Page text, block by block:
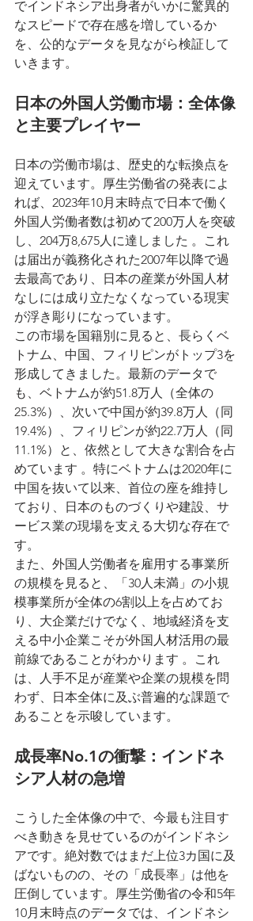
でインドネシア出身者がいかに驚異的
なスピードで存在感を増しているか
を、公的なデータを見ながら検証して
いきます。
日本の外国人労働市場：全体像
と主要プレイヤー
日本の労働市場は、歴史的な転換点を
迎えています。厚生労働省の発表によ
れば、2023年10月末時点で日本で働く
外国人労働者数は初めて200万人を突破
し、204万8,675人に達しました 。これ
は届出が義務化された2007年以降で過
去最高であり、日本の産業が外国人材
なしには成り立たなくなっている現実
が浮き彫りになっています。
この市場を国籍別に見ると、長らくベ
トナム、中国、フィリピンがトップ3を
形成してきました。最新のデータで
も、ベトナムが約51.8万人（全体の
25.3%）、次いで中国が約39.8万人（同
19.4%）、フィリピンが約22.7万人（同
11.1%）と、依然として大きな割合を占
めています 。特にベトナムは2020年に
中国を抜いて以来、首位の座を維持し
ており、日本のものづくりや建設、サ
ービス業の現場を支える大切な存在で
す。
また、外国人労働者を雇用する事業所
の規模を見ると、「30人未満」の小規
模事業所が全体の6割以上を占めてお
り、大企業だけでなく、地域経済を支
える中小企業こそが外国人材活用の最
前線であることがわかります 。これ
は、人手不足が産業や企業の規模を問
わず、日本全体に及ぶ普遍的な課題で
あることを示唆しています。
成長率No.1の衝撃：インドネ
シア人材の急増
こうした全体像の中で、今最も注目す
べき動きを見せているのがインドネシ
アです。絶対数ではまだ上位3カ国に及
ばないものの、その「成長率」は他を
圧倒しています。厚生労働省の令和5年
10月末時点のデータでは、インドネシ